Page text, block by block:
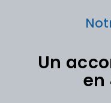
Un
en